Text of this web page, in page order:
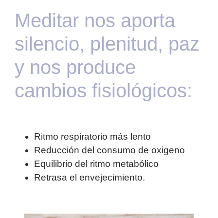
Meditar nos aporta
silencio, plenitud, paz
y nos produce
cambios fisiológicos:
Ritmo respiratorio más lento
Reducción del consumo de oxigeno
Equilibrio del ritmo metabólico
Retrasa el envejecimiento.